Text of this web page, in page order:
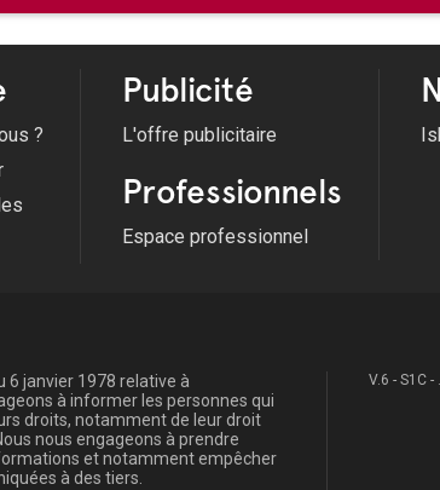
?
Publicité
L'offre publicitaire
Professionnels
Espace professionnel
6 janvier 1978 relative à
à informer les personnes qui
droits, notamment de leur droit
nous engageons à prendre
et notamment empêcher
à des tiers.
V.6 - S1C